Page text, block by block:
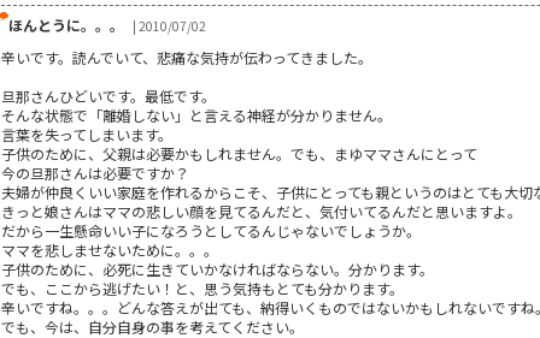
ほんとうに。。。
| 2010/07/02
辛いです。読んでいて、悲痛な気持が伝わってきました。
旦那さんひどいです。最低です。
そんな状態で「離婚しない」と言える神経が分かりません。
言葉を失ってしまいます。
子供のために、父親は必要かもしれません。でも、まゆママさんにとって
今の旦那さんは必要ですか？
夫婦が仲良くいい家庭を作れるからこそ、子供にとっても親というのはとても大切
きっと娘さんはママの悲しい顔を見てるんだと、気付いてるんだと思いますよ。
だから一生懸命いい子になろうとしてるんじゃないでしょうか。
ママを悲しませないために。。。
子供のために、必死に生きていかなければならない。分かります。
でも、ここから逃げたい！と、思う気持もとても分かります。
辛いですね。。。どんな答えが出ても、納得いくものではないかもしれないですね。
でも、今は、自分自身の事を考えてください。